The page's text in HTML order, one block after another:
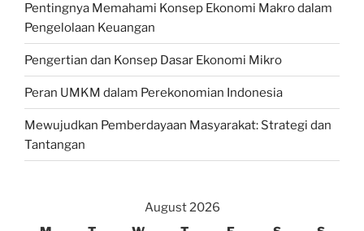
Pentingnya Memahami Konsep Ekonomi Makro dalam
Pengelolaan Keuangan
Pengertian dan Konsep Dasar Ekonomi Mikro
Peran UMKM dalam Perekonomian Indonesia
Mewujudkan Pemberdayaan Masyarakat: Strategi dan
Tantangan
August 2026